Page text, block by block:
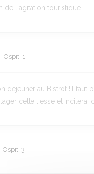
de l'agitation touristique.
Ospiti 1
déjeuner au Bistrot !Il
cette liesse et inciterai
Ospiti 3